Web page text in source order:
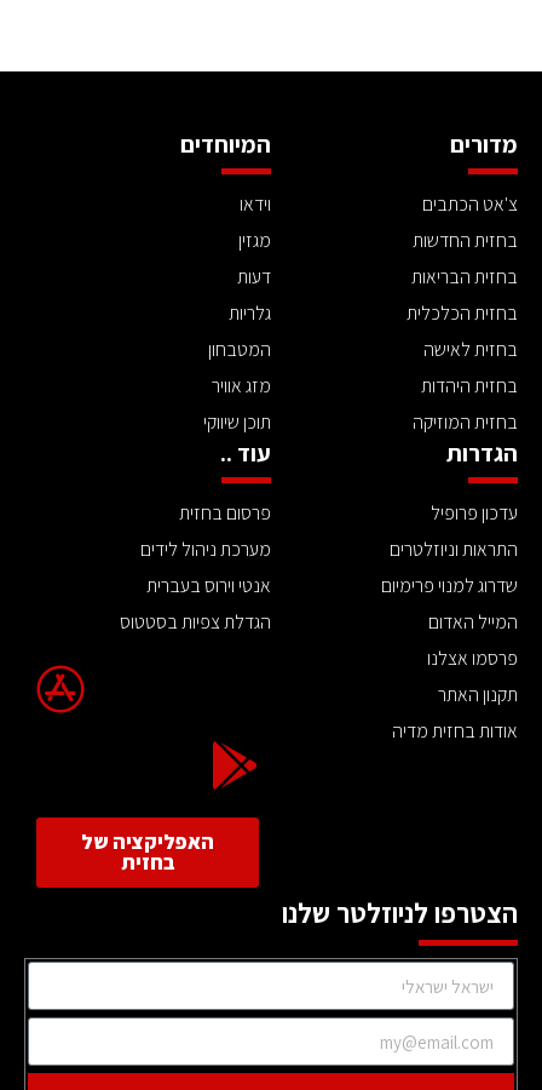
מדורים
צ'אט הכתבים
בחזית החדשות
בחזית הבריאות
בחזית הכלכלית
בחזית לאישה
בחזית היהדות
בחזית המוזיקה
המיוחדים
וידאו
מגזין
דעות
גלריות
המטבחון
מזג אוויר
תוכן שיווקי
הגדרות
עדכון פרופיל
התראות וניוזלטרים
שדרוג למנוי פרימיום
המייל האדום
פרסמו אצלנו
תקנון האתר
אודות בחזית מדיה
עוד ..
פרסום בחזית
מערכת ניהול לידים
אנטי וירוס בעברית
הגדלת צפיות בסטטוס
האפליקציה של
בחזית
הצטרפו לניוזלטר שלנו